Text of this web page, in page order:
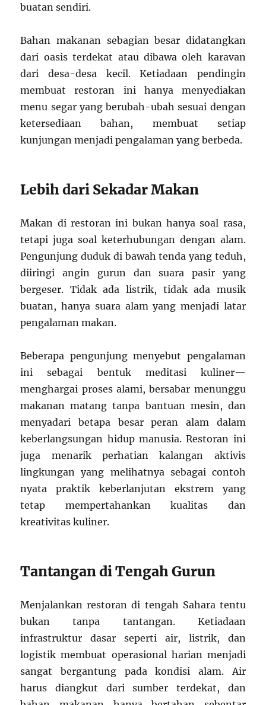
buatan sendiri.
Bahan makanan sebagian besar didatangkan
dari oasis terdekat atau dibawa oleh karavan
dari desa-desa kecil. Ketiadaan pendingin
membuat restoran ini hanya menyediakan
menu segar yang berubah-ubah sesuai dengan
ketersediaan bahan, membuat setiap
kunjungan menjadi pengalaman yang berbeda.
Lebih dari Sekadar Makan
Makan di restoran ini bukan hanya soal rasa,
tetapi juga soal keterhubungan dengan alam.
Pengunjung duduk di bawah tenda yang teduh,
diiringi angin gurun dan suara pasir yang
bergeser. Tidak ada listrik, tidak ada musik
buatan, hanya suara alam yang menjadi latar
pengalaman makan.
Beberapa pengunjung menyebut pengalaman
ini sebagai bentuk meditasi kuliner—
menghargai proses alami, bersabar menunggu
makanan matang tanpa bantuan mesin, dan
menyadari betapa besar peran alam dalam
keberlangsungan hidup manusia. Restoran ini
juga menarik perhatian kalangan aktivis
lingkungan yang melihatnya sebagai contoh
nyata praktik keberlanjutan ekstrem yang
tetap mempertahankan kualitas dan
kreativitas kuliner.
Tantangan di Tengah Gurun
Menjalankan restoran di tengah Sahara tentu
bukan tanpa tantangan. Ketiadaan
infrastruktur dasar seperti air, listrik, dan
logistik membuat operasional harian menjadi
sangat bergantung pada kondisi alam. Air
harus diangkut dari sumber terdekat, dan